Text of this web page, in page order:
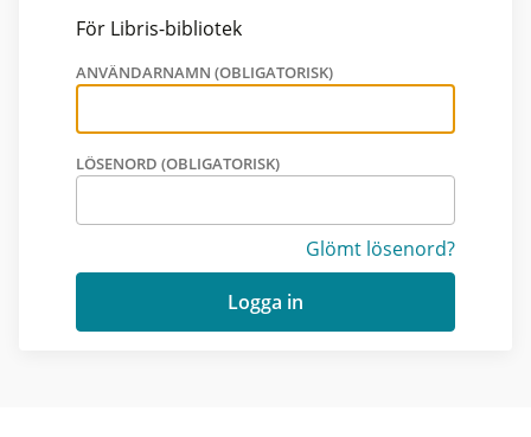
För Libris-bibliotek
ANVÄNDARNAMN (OBLIGATORISK)
LÖSENORD (OBLIGATORISK)
Glömt lösenord?
Logga in